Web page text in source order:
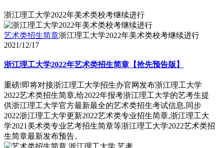
浙江理工大学2022年美术类校考继续进行
艺术类招生简章浙江理工大学2022年美术类校考继续进行
2021/12/17
浙江理工大学2022年艺术类招生简章【抢先预告版】
重磅!即将对接浙江理工大学招生办官网发布浙江理工大学
2022艺术类招生简章,给2022年报考浙江理工大学的艺考生提
供浙江理工大学官方最新最全的艺术类招生考试信息,同步
2022浙江理工大学更新2022艺术类专业招生简章,浙江理工大
学2021美术类专业艺考招生简章等浙江理工大学2022艺术类招
生简章最新发布预告。